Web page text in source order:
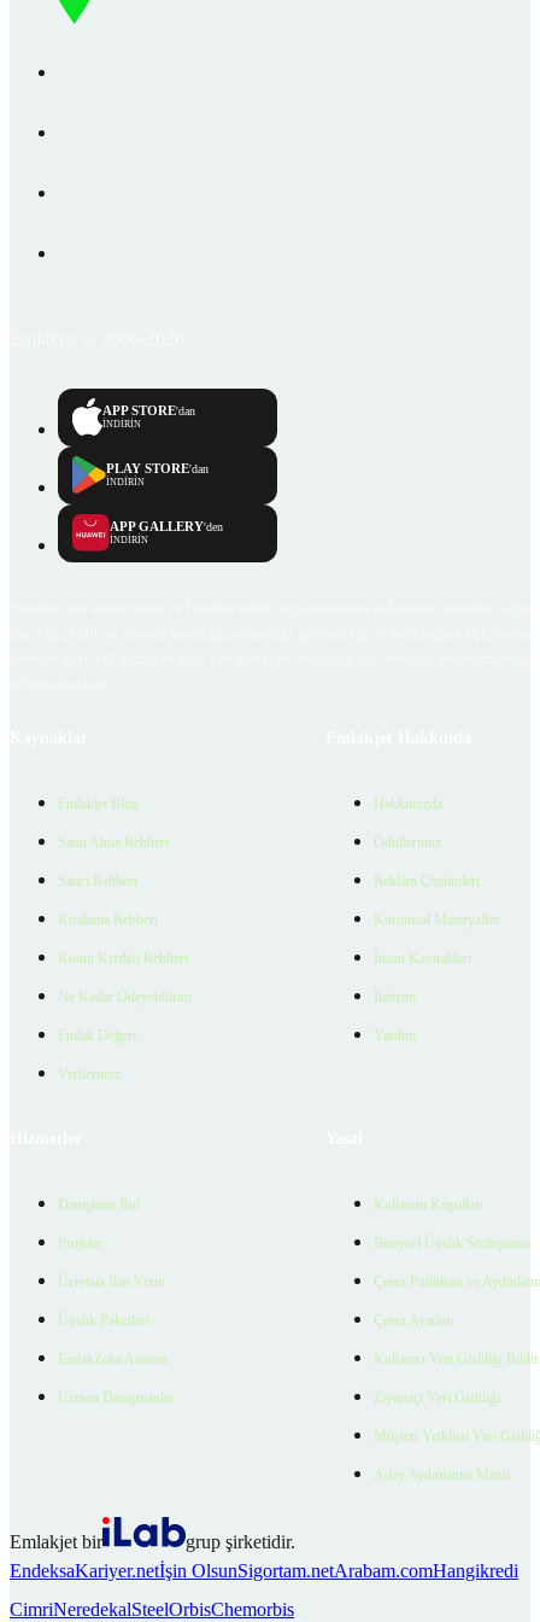
APP STORE'dan
İNDİRİN
PLAY STORE'dan
İNDİRİN
APP GALLERY'den
İNDİRİN
Emlakjet Blog
Satın Alma Rehberi
Satıcı Rehberi
Kiralama Rehberi
Konut Kredisi Rehberi
Ne Kadar Ödeyebilirim
Emlak Değeri
Verilerimiz
Hakkımızda
Ödüllerimiz
Reklam Çözümleri
Kurumsal Materyaller
İnsan Kaynakları
İletişim
Yardım
Danışman Bul
Projeler
Ücretsiz İlan Verin
Üyelik Paketleri
EmlakZeka Asistan
Uzman Danışmanlar
Kullanım Koşulları
Bireysel Üyelik Sözleşmesi
Çerez Politikası ve
Çerez Ayarları
Kullanıcı Veri Gizliliği
Ziyaretçi Veri Gizliliği
Müşteri Yetkilisi Veri
Aday Aydınlatma Metni
Emlakjet bir
grup şirketidir.
EndeksaKariyer.netİşin OlsunSigortam.netArabam.comHangikredi
CimriNeredekalSteelOrbisChemorbis